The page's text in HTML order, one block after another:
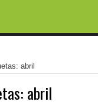
abril
abril